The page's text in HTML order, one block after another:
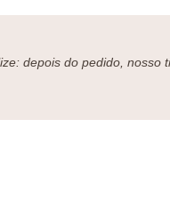
depois do pedido,